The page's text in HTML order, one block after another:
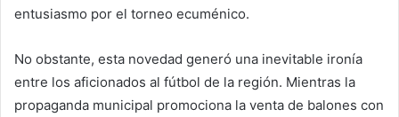
entusiasmo por el torneo ecuménico.
No obstante, esta novedad generó una inevitable ironía
entre los aficionados al fútbol de la región. Mientras la
propaganda municipal promociona la venta de balones con